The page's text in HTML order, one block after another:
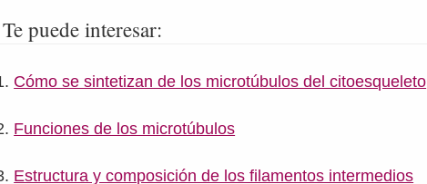
Te puede interesar:
Cómo se sintetizan de los microtúbulos del citoesqueleto
Funciones de los microtúbulos
Estructura y composición de los filamentos intermedios